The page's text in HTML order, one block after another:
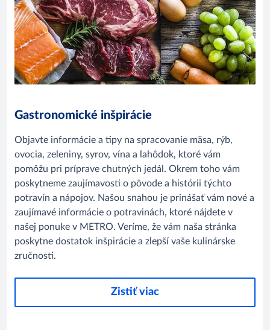
Gastronomické inšpirácie
Objavte informácie a tipy na spracovanie mäsa, rýb,
ovocia, zeleniny, syrov, vína a lahôdok, ktoré vám
pomôžu pri príprave chutných jedál. Okrem toho vám
poskytneme zaujímavosti o pôvode a histórii týchto
potravín a nápojov. Našou snahou je prinášať vám nové a
zaujímavé informácie o potravinách, ktoré nájdete v
našej ponuke v METRO. Veríme, že vám naša stránka
poskytne dostatok inšpirácie a zlepší vaše kulinárske
zručnosti.
Zistiť viac